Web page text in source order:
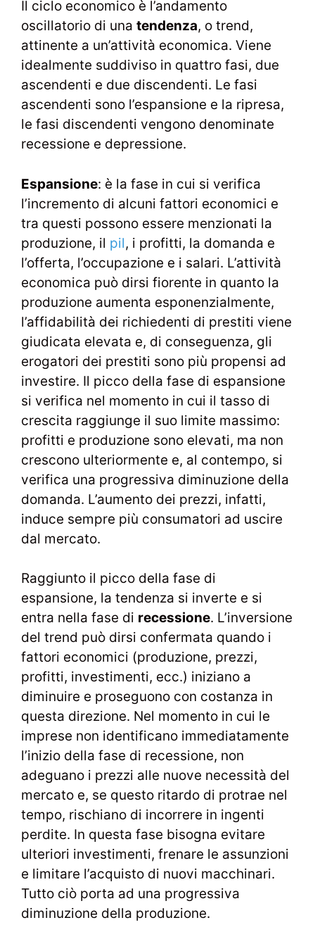
Il ciclo economico è l’andamento
oscillatorio di una tendenza, o trend,
attinente a un’attività economica. Viene
idealmente suddiviso in quattro fasi, due
ascendenti e due discendenti. Le fasi
ascendenti sono l’espansione e la ripresa,
le fasi discendenti vengono denominate
recessione e depressione.
Espansione: è la fase in cui si verifica
l’incremento di alcuni fattori economici e
tra questi possono essere menzionati la
produzione, il pil, i profitti, la domanda e
l’offerta, l’occupazione e i salari. L’attività
economica può dirsi fiorente in quanto la
produzione aumenta esponenzialmente,
l’affidabilità dei richiedenti di prestiti viene
giudicata elevata e, di conseguenza, gli
erogatori dei prestiti sono più propensi ad
investire. Il picco della fase di espansione
si verifica nel momento in cui il tasso di
crescita raggiunge il suo limite massimo:
profitti e produzione sono elevati, ma non
crescono ulteriormente e, al contempo, si
verifica una progressiva diminuzione della
domanda. L’aumento dei prezzi, infatti,
induce sempre più consumatori ad uscire
dal mercato.
Raggiunto il picco della fase di
espansione, la tendenza si inverte e si
entra nella fase di recessione. L’inversione
del trend può dirsi confermata quando i
fattori economici (produzione, prezzi,
profitti, investimenti, ecc.) iniziano a
diminuire e proseguono con costanza in
questa direzione. Nel momento in cui le
imprese non identificano immediatamente
l’inizio della fase di recessione, non
adeguano i prezzi alle nuove necessità del
mercato e, se questo ritardo di protrae nel
tempo, rischiano di incorrere in ingenti
perdite. In questa fase bisogna evitare
ulteriori investimenti, frenare le assunzioni
e limitare l’acquisto di nuovi macchinari.
Tutto ciò porta ad una progressiva
diminuzione della produzione.